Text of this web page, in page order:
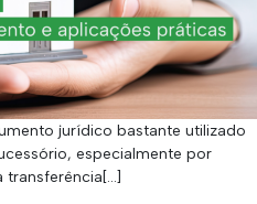
jurídico bastante utilizado
especialmente por
transferência[…]